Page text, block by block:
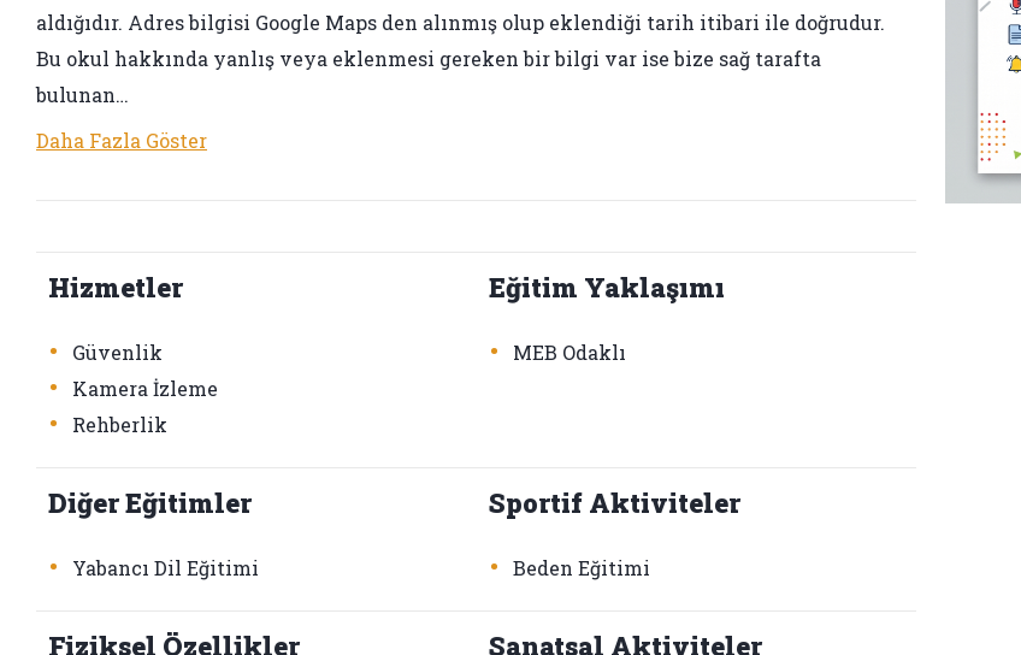
aldığıdır. Adres bilgisi Google Maps den alınmış olup eklendiği tarih itibari ile doğrudur.
Bu okul hakkında yanlış veya eklenmesi gereken bir bilgi var ise bize sağ tarafta
bulunan…
Daha Fazla Göster
Hizmetler
• Güvenlik
• Kamera İzleme
• Rehberlik
Eğitim Yaklaşımı
• MEB Odaklı
Diğer Eğitimler
• Yabancı Dil Eğitimi
Sportif Aktiviteler
• Beden Eğitimi
Fiziksel Özellikler Sanatsal Aktiviteler